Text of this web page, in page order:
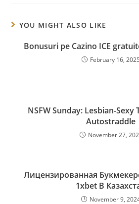
YOU MIGHT ALSO LIKE
Bonusuri pe Cazino ICE
February 16, 2025
NSFW Sunday: Lesbian-
Autostraddle
November 27,
Лицензированная
1xbet В
November 9,